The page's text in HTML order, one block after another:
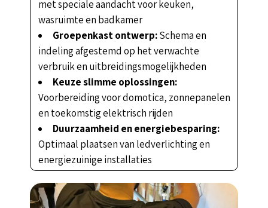
met speciale aandacht voor keuken,
wasruimte en badkamer
Groepenkast ontwerp:Schema en
indeling afgestemd op het verwachte
verbruik en uitbreidingsmogelijkheden
Keuze slimme oplossingen:
Voorbereiding voor domotica, zonnepanelen
en toekomstig elektrisch rijden
Duurzaamheid en energiebesparing:
Optimaal plaatsen van ledverlichting en
energiezuinige installaties